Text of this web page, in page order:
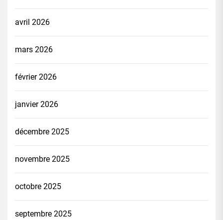
avril 2026
mars 2026
février 2026
janvier 2026
décembre 2025
novembre 2025
octobre 2025
septembre 2025